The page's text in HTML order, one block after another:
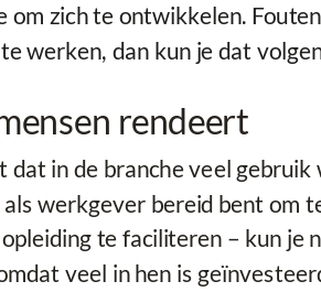
zich te ontwikkelen.
werken, dan kun je dat
rendeert
dat in de branche veel
als werkgever bereid bent om
te faciliteren – kun
veel in hen is